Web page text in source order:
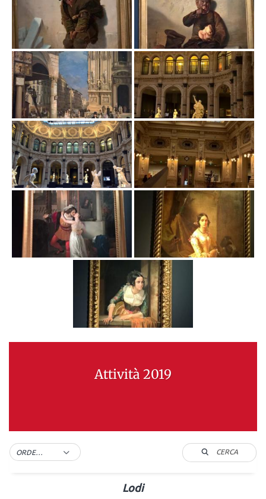
Attività 2019
ORDER BY DEFAULT CERCA
Lodi